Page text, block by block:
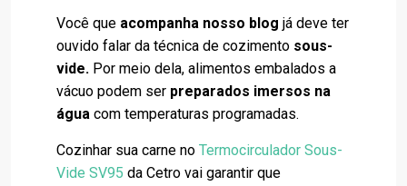
Você que acompanha nosso blog já deve ter
ouvido falar da técnica de cozimento sous-
vide. Por meio dela, alimentos embalados a
vácuo podem ser preparados imersos na
água com temperaturas programadas.
Cozinhar sua carne no Termocirculador Sous-
Vide SV95 da Cetro vai garantir que